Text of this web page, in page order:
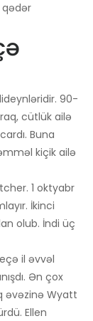
qədər
90-
cütlük ailə
Buna
kiçik ailə
1 oktyabr
İkinci
olub. İndi üç
il əvvəl
Ən çox
əvəzinə Wyatt
Ellen